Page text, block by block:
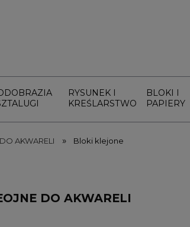
RYSUNEK I
KREŚLARSTWO
BLOKI I
PAPIERY
AKWARELI » Bloki klejone
DO AKWARELI